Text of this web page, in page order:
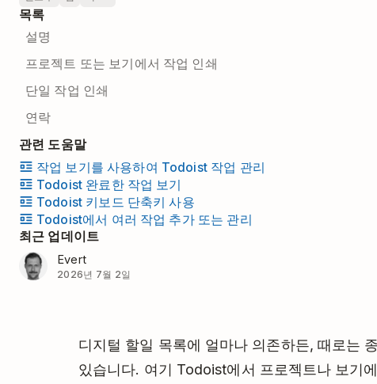
목록
설명
프로젝트 또는 보기에서 작업 인쇄
단일 작업 인쇄
연락
관련 도움말
작업 보기를 사용하여 Todoist 작업 관리
Todoist 완료한 작업 보기
Todoist 키보드 단축키 사용
Todoist에서 여러 작업 추가 또는 관리
최근 업데이트
Evert
2026년 7월 2일
디지털 할일 목록에 얼마나 의존하든, 때로는
있습니다. 여기 Todoist에서 프로젝트나 보기